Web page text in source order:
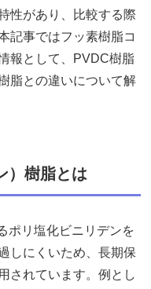
性があり、比較する際
記事ではフッ素樹脂コ
報として、PVDC樹脂
脂との違いについて解
）樹脂とは
ポリ塩化ビニリデンを
しにくいため、長期保
されています。例とし